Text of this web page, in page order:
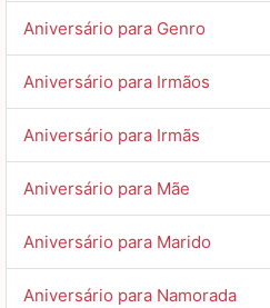
Aniversário para Genro
Aniversário para Irmãos
Aniversário para Irmãs
Aniversário para Mãe
Aniversário para Marido
Aniversário para Namorada